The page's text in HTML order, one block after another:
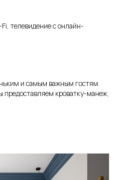
телевидение с онлайн-
и самым важным гостям.
предоставляем кроватку-манеж,